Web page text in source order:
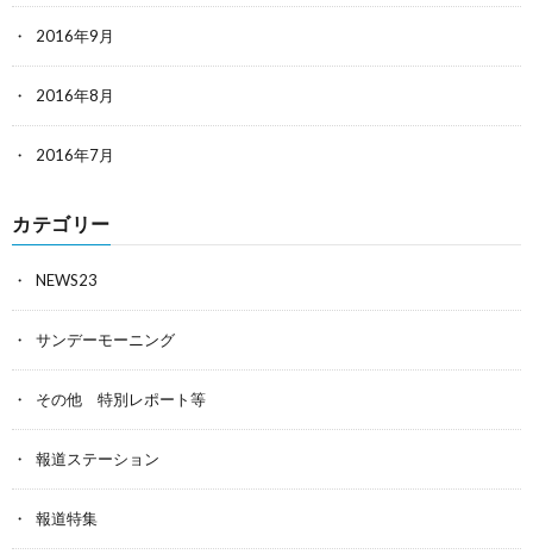
2016年9月
2016年8月
2016年7月
カテゴリー
NEWS23
サンデーモーニング
その他 特別レポート等
報道ステーション
報道特集